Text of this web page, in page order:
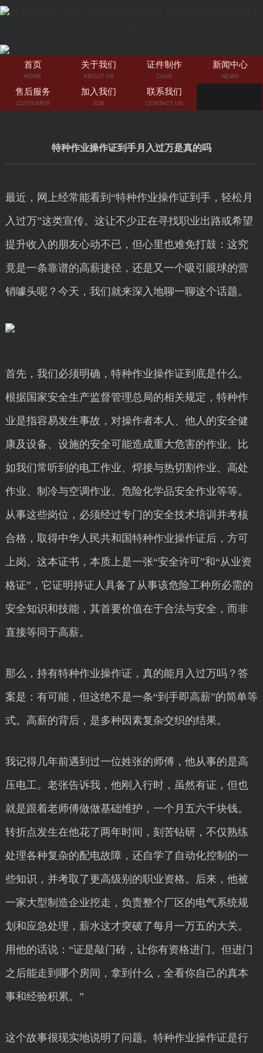
首页
HOME
关于我们
ABOUT US
证件制作
CASE
新闻中心
NEWS
售后服务
CUSTOMER
加入我们
JOB
联系我们
CONTACT US
特种作业操作证到手月入过万是真的吗
最近，网上经常能看到“特种作业操作证到手，轻松月
入过万”这类宣传。这让不少正在寻找职业出路或希望
提升收入的朋友心动不已，但心里也难免打鼓：这究
竟是一条靠谱的高薪捷径，还是又一个吸引眼球的营
销噱头呢？今天，我们就来深入地聊一聊这个话题。
首先，我们必须明确，特种作业操作证到底是什么。
根据国家安全生产监督管理总局的相关规定，特种作
业是指容易发生事故，对操作者本人、他人的安全健
康及设备、设施的安全可能造成重大危害的作业。比
如我们常听到的电工作业、焊接与热切割作业、高处
作业、制冷与空调作业、危险化学品安全作业等等。
从事这些岗位，必须经过专门的安全技术培训并考核
合格，取得中华人民共和国特种作业操作证后，方可
上岗。这本证书，本质上是一张“安全许可”和“从业资
格证”，它证明持证人具备了从事该危险工种所必需的
安全知识和技能，其首要价值在于合法与安全，而非
直接等同于高薪。
那么，持有特种作业操作证，真的能月入过万吗？答
案是：有可能，但这绝不是一条“到手即高薪”的简单等
式。高薪的背后，是多种因素复杂交织的结果。
我记得几年前遇到过一位姓张的师傅，他从事的是高
压电工。老张告诉我，他刚入行时，虽然有证，但也
就是跟着老师傅做做基础维护，一个月五六千块钱。
转折点发生在他花了两年时间，刻苦钻研，不仅熟练
处理各种复杂的配电故障，还自学了自动化控制的一
些知识，并考取了更高级别的职业资格。后来，他被
一家大型制造企业挖走，负责整个厂区的电气系统规
划和应急处理，薪水这才突破了每月一万五的大关。
用他的话说：“证是敲门砖，让你有资格进门。但进门
之后能走到哪个房间，拿到什么，全看你自己的真本
事和经验积累。”
这个故事很现实地说明了问题。特种作业操作证是行